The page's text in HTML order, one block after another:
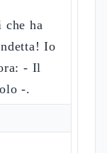
ha
Io
- Il
-.